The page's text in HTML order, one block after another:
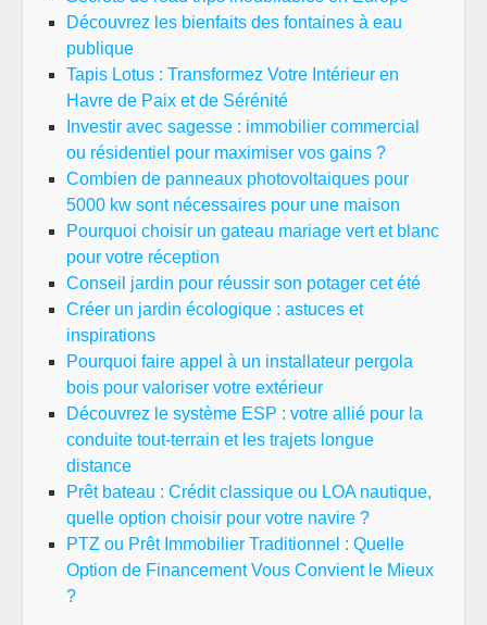
Découvrez les bienfaits des fontaines à eau
publique
Tapis Lotus : Transformez Votre Intérieur en
Havre de Paix et de Sérénité
Investir avec sagesse : immobilier commercial
ou résidentiel pour maximiser vos gains ?
Combien de panneaux photovoltaiques pour
5000 kw sont nécessaires pour une maison
Pourquoi choisir un gateau mariage vert et blanc
pour votre réception
Conseil jardin pour réussir son potager cet été
Créer un jardin écologique : astuces et
inspirations
Pourquoi faire appel à un installateur pergola
bois pour valoriser votre extérieur
Découvrez le système ESP : votre allié pour la
conduite tout-terrain et les trajets longue
distance
Prêt bateau : Crédit classique ou LOA nautique,
quelle option choisir pour votre navire ?
PTZ ou Prêt Immobilier Traditionnel : Quelle
Option de Financement Vous Convient le Mieux
?